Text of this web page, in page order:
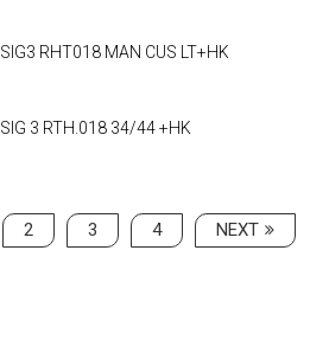
SIG3 RHT018 MAN CUS LT+HK
SIG 3 RTH.018 34/44 +HK
2 3 4 NEXT